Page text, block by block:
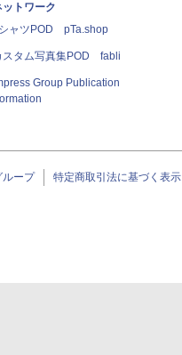
ットワーク
ャツPOD pTa.shop
スタム写真集POD fabli
Group Publication
ループ 特定商取引法に基づく表示